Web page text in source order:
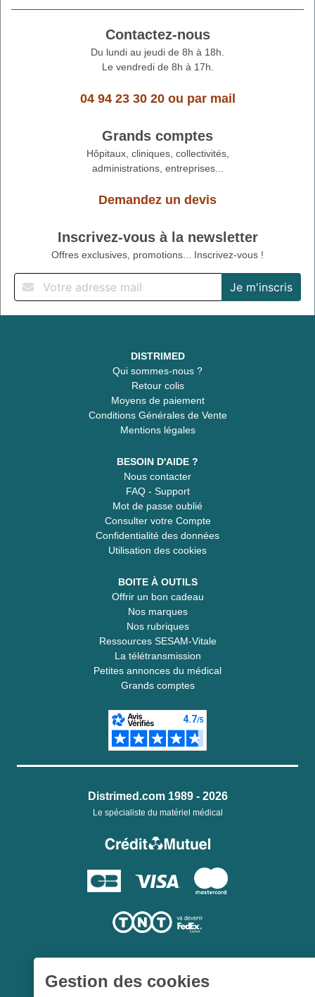
Contactez-nous
Du lundi au jeudi de 8h à 18h.
Le vendredi de 8h à 17h.
04 94 23 30 20ou par mail
Grands comptes
Hôpitaux, cliniques, collectivités,
administrations, entreprises...
Demandez un devis
Inscrivez-vous à la newsletter
Offres exclusives, promotions... Inscrivez-vous !
DISTRIMED
Qui sommes-nous ?
Retour colis
Moyens de paiement
Conditions Générales de Vente
Mentions légales
BESOIN D'AIDE ?
Nous contacter
FAQ - Support
Mot de passe oublié
Consulter votre Compte
Confidentialité des données
Utilisation des cookies
BOITE À OUTILS
Offrir un bon cadeau
Nos marques
Nos rubriques
Ressources SESAM-Vitale
La télétransmission
Petites annonces du médical
Grands comptes
Distrimed.com 1989 - 2026
Le spécialiste du matériel médical
Gestion des cookies